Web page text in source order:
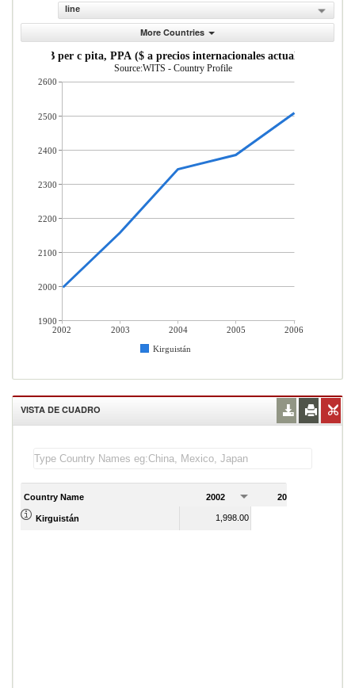
line
More Countries
PIB per c pita, PPA ($ a precios internacionales actuales)
Source:WITS - Country Profile
2002 2003 2004 2005
2006
Kirguistán
2600
2500
2400
2300
2200
2100
2000
1900
VISTA DE CUADRO
Country Name 2002 2003
Kirguistán 1,998.00